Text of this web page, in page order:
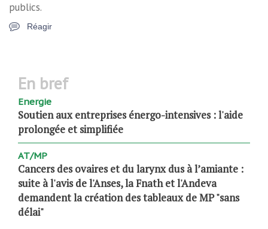
publics.
Réagir
en bref
Energie
Soutien aux entreprises énergo-intensives : l'aide
prolongée et simplifiée
AT/MP
Cancers des ovaires et du larynx dus à l’amiante :
suite à l'avis de l'Anses, la Fnath et l'Andeva
demandent la création des tableaux de MP "sans
délai"